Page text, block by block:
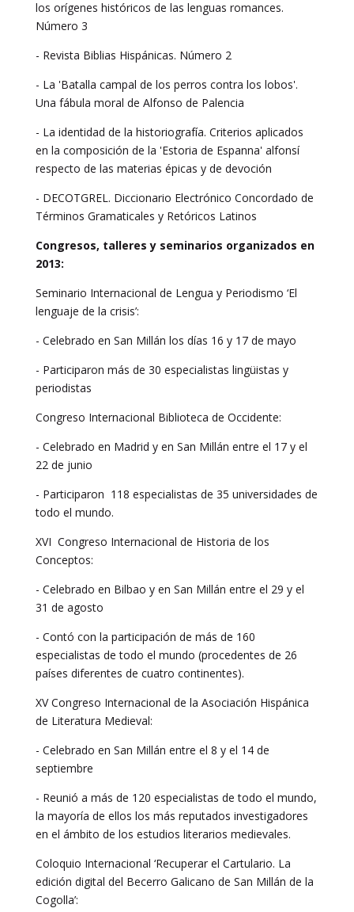
los orígenes históricos de las lenguas romances.
Número 3
- Revista Biblias Hispánicas. Número 2
- La 'Batalla campal de los perros contra los lobos'.
Una fábula moral de Alfonso de Palencia
- La identidad de la historiografía. Criterios aplicados
en la composición de la 'Estoria de Espanna' alfonsí
respecto de las materias épicas y de devoción
- DECOTGREL. Diccionario Electrónico Concordado de
Términos Gramaticales y Retóricos Latinos
Congresos, talleres y seminarios organizados en
2013:
Seminario Internacional de Lengua y Periodismo ‘El
lenguaje de la crisis’:
- Celebrado en San Millán los días 16 y 17 de mayo
- Participaron más de 30 especialistas lingüistas y
periodistas
Congreso Internacional Biblioteca de Occidente:
- Celebrado en Madrid y en San Millán entre el 17 y el
22 de junio
- Participaron 118 especialistas de 35 universidades de
todo el mundo.
XVI Congreso Internacional de Historia de los
Conceptos:
- Celebrado en Bilbao y en San Millán entre el 29 y el
31 de agosto
- Contó con la participación de más de 160
especialistas de todo el mundo (procedentes de 26
países diferentes de cuatro continentes).
XV Congreso Internacional de la Asociación Hispánica
de Literatura Medieval:
- Celebrado en San Millán entre el 8 y el 14 de
septiembre
- Reunió a más de 120 especialistas de todo el mundo,
la mayoría de ellos los más reputados investigadores
en el ámbito de los estudios literarios medievales.
Coloquio Internacional ‘Recuperar el Cartulario. La
edición digital del Becerro Galicano de San Millán de la
Cogolla’: